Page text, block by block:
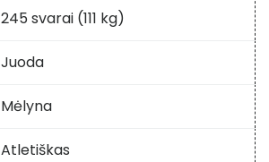
245 svarai (111 kg)
Juoda
Mėlyna
Atletiškas